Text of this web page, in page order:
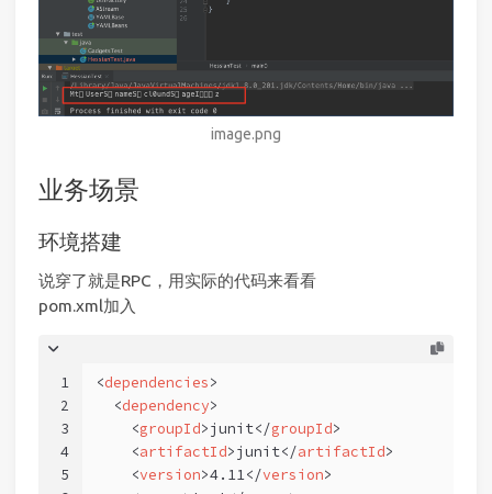
image.png
业务场景
环境搭建
说穿了就是RPC，用实际的代码来看看
pom.xml加入
1
2
3
4
5
<dependencies>
<dependency>
<groupId>junit</groupId>
<artifactId>junit</artifactId>
<version>4.11</version>